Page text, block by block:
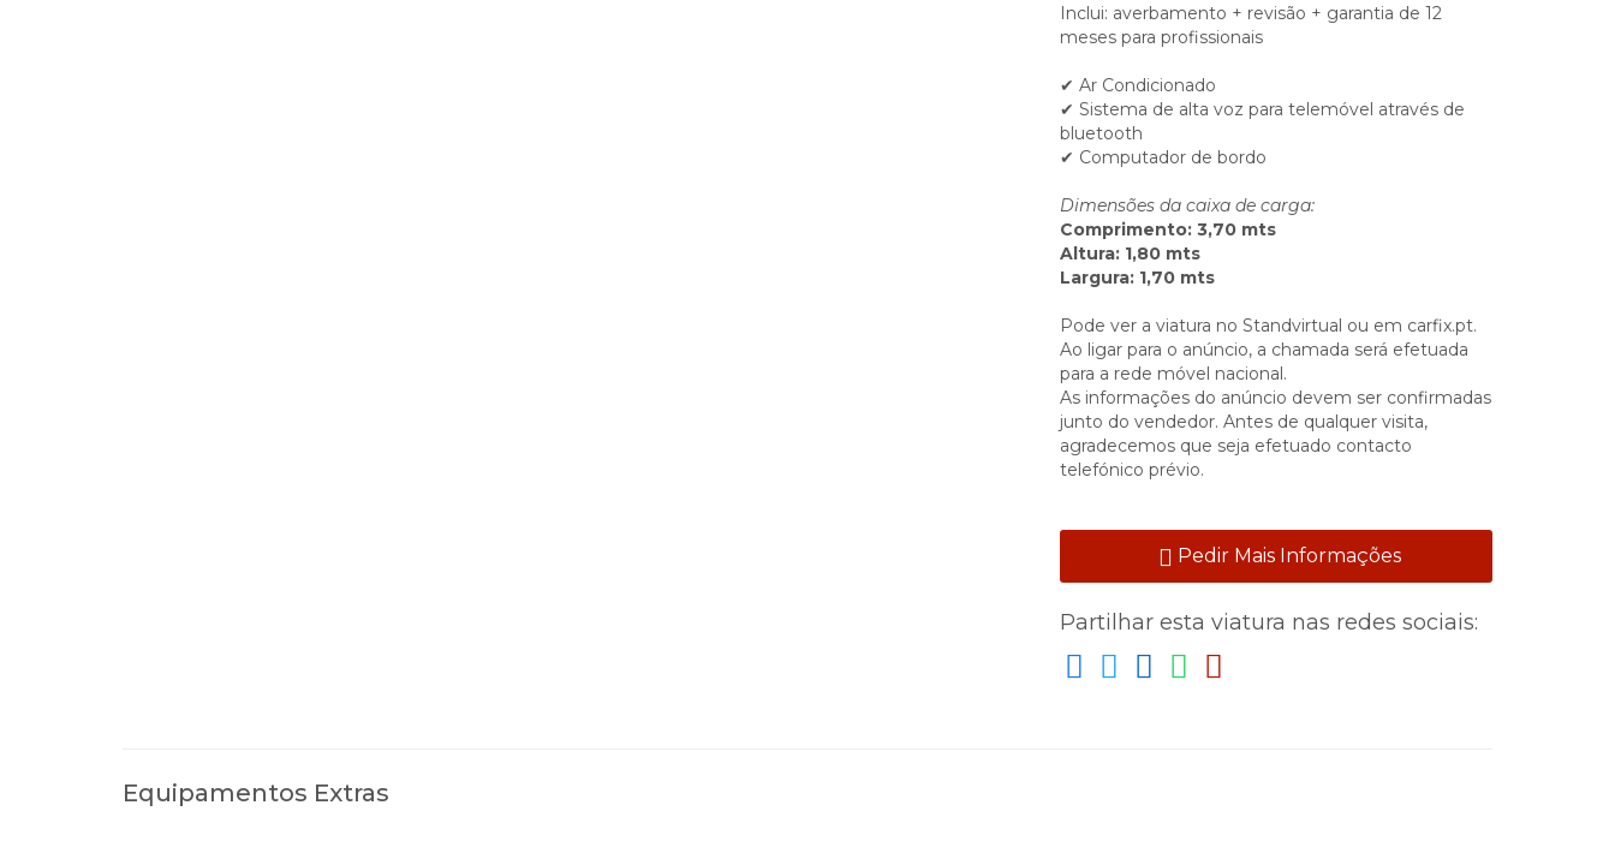
Inclui: averbamento + revisão + garantia de 12
meses para profissionais
✔ Ar Condicionado
✔ Sistema de alta voz para telemóvel através de
bluetooth
✔ Computador de bordo
Dimensões da caixa de carga:
Comprimento: 3,70 mts
Altura: 1,80 mts
Largura: 1,70 mts
Pode ver a viatura no Standvirtual ou em carfix.pt.
Ao ligar para o anúncio, a chamada será efetuada
para a rede móvel nacional.
As informações do anúncio devem ser confirmadas
junto do vendedor. Antes de qualquer visita,
agradecemos que seja efetuado contacto
telefónico prévio.
Pedir Mais Informações
Partilhar esta viatura nas redes sociais:
Equipamentos Extras